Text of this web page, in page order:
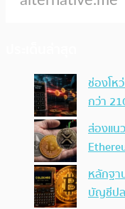
ช่องโห
กว่า
ส่องแน
หลักฐา
บัญชีปล